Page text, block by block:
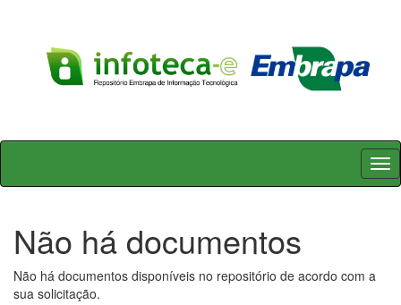
Skip
Não há documentos
Não há documentos disponíveis no repositório de acordo com a
sua solicitação.